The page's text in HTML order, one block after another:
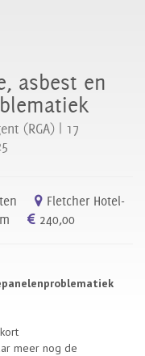
asbest en
(RGA) | 17
Fletcher Hotel-
240,00
meer nog de